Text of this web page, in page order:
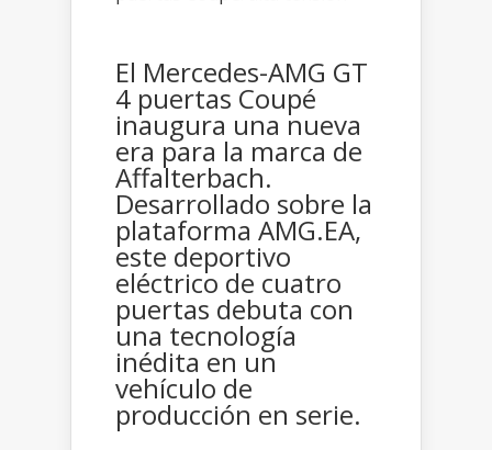
El Mercedes-AMG GT
4 puertas Coupé
inaugura una nueva
era para la marca de
Affalterbach.
Desarrollado sobre la
plataforma AMG.EA,
este deportivo
eléctrico de cuatro
puertas debuta con
una tecnología
inédita en un
vehículo de
producción en serie.